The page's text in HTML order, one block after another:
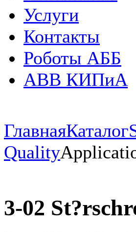
Услуги
Контакты
Роботы АББ
ABB КИПиА
ГлавнаяКаталог
Quality
3-02